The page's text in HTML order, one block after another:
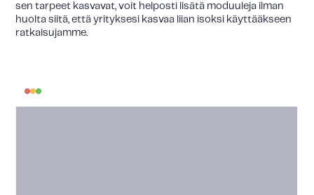
sen tarpeet kasvavat, voit helposti lisätä moduuleja ilman
huolta siitä, että yrityksesi kasvaa liian isoksi käyttääkseen
ratkaisujamme.